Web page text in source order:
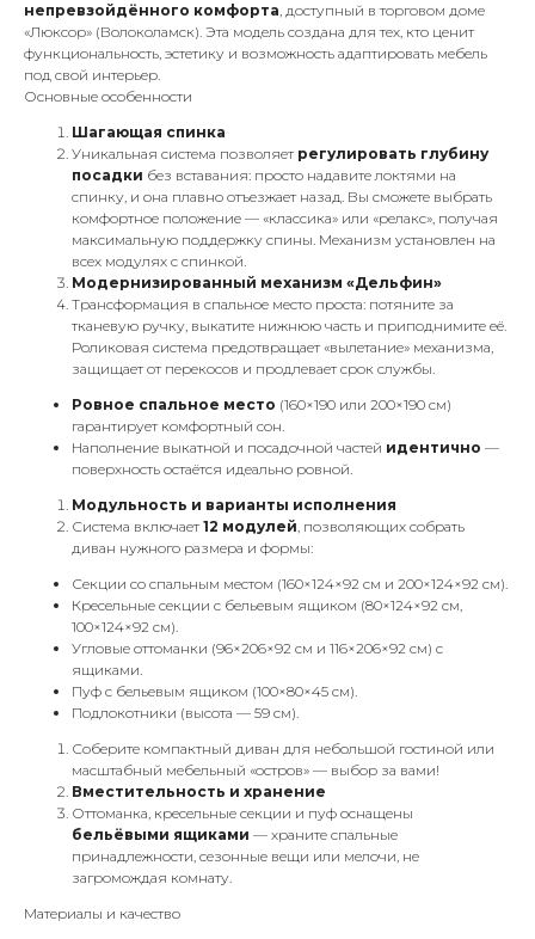
непревзойдённого комфорта, доступный в торговом доме
«Люксор» (Волоколамск). Эта модель создана для тех, кто ценит
функциональность, эстетику и возможность адаптировать мебель
под свой интерьер.
Основные особенности
Шагающая спинка
Уникальная система позволяет регулировать глубину
посадки без вставания: просто надавите локтями на
спинку, и она плавно отъезжает назад. Вы сможете выбрать
комфортное положение — «классика» или «релакс», получая
максимальную поддержку спины. Механизм установлен на
всех модулях с спинкой.
Модернизированный механизм «Дельфин»
Трансформация в спальное место проста: потяните за
тканевую ручку, выкатите нижнюю часть и приподнимите её.
Роликовая система предотвращает «вылетание» механизма,
защищает от перекосов и продлевает срок службы.
Ровное спальное место (160×190 или 200×190 см)
гарантирует комфортный сон.
Наполнение выкатной и посадочной частей идентично —
поверхность остаётся идеально ровной.
Модульность и варианты исполнения
Система включает12 модулей, позволяющих собрать
диван нужного размера и формы:
Секции со спальным местом (160×124×92 см и 200×124×92 см).
Кресельные секции с бельевым ящиком (80×124×92 см,
100×124×92 см).
Угловые оттоманки (96×206×92 см и 116×206×92 см) с
ящиками.
Пуф с бельевым ящиком (100×80×45 см).
Подлокотники (высота — 59 см).
Соберите компактный диван для небольшой гостиной или
масштабный мебельный «остров» — выбор за вами!
Вместительность и хранение
Оттоманка, кресельные секции и пуф оснащены
бельёвыми ящиками — храните спальные
принадлежности, сезонные вещи или мелочи, не
загромождая комнату.
Материалы и качество